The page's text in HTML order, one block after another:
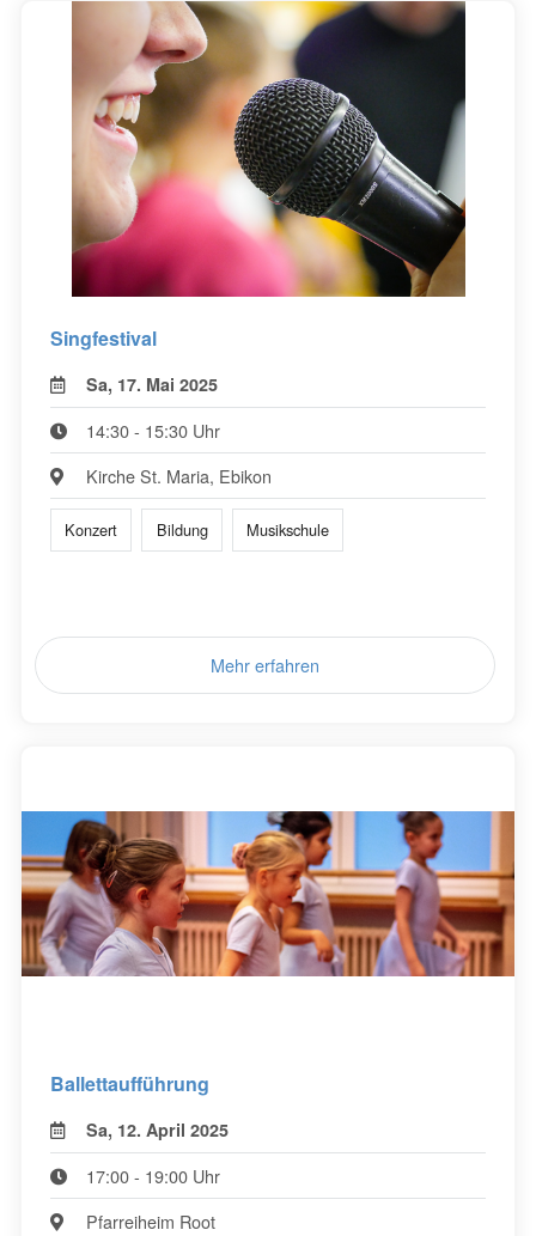
Singfestival
Sa, 17. Mai 2025
14:30 - 15:30 Uhr
Kirche St. Maria, Ebikon
Konzert Bildung Musikschule
Mehr erfahren
Ballettaufführung
Sa, 12. April 2025
17:00 - 19:00 Uhr
Pfarreiheim Root